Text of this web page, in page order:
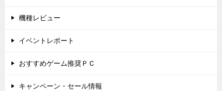
機種レビュー
イベントレポート
おすすめゲーム推奨ＰＣ
キャンペーン・セール情報